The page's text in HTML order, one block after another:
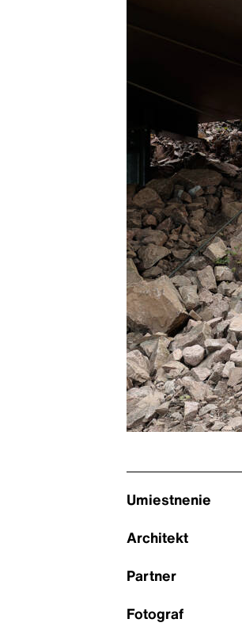
Umiestnenie
Architekt
Partner
Fotograf